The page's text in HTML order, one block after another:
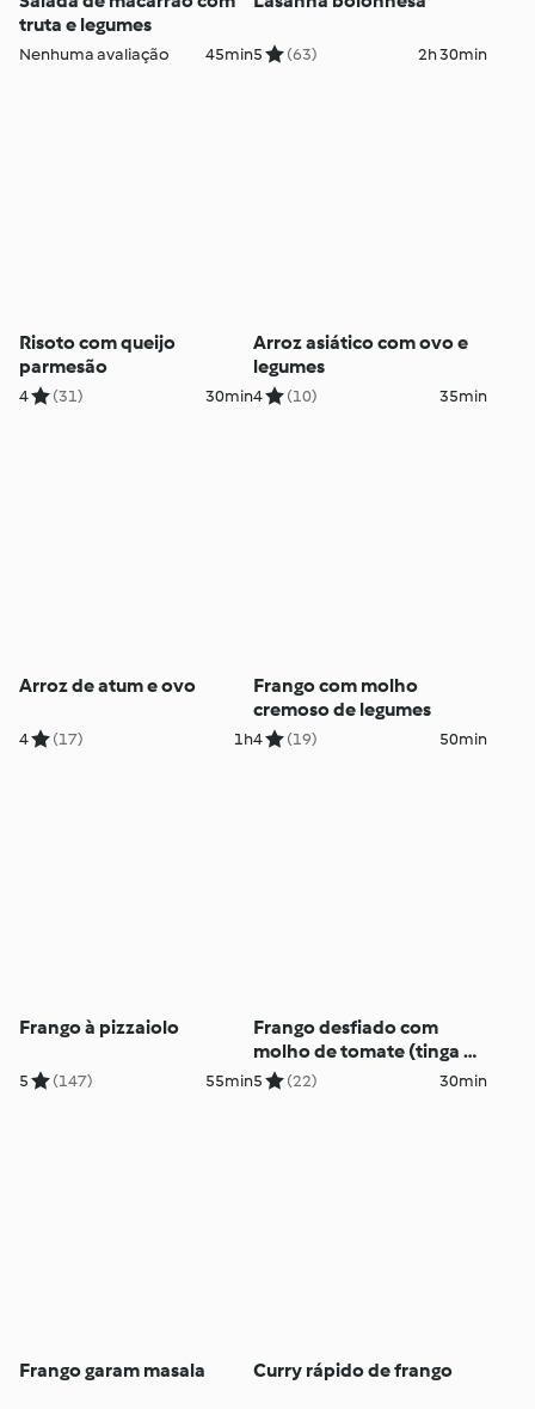
truta e legumes
Nenhuma avaliação 45min5 (63) 2h 30min
Risoto com queijo
parmesão
4 (31) 30min
Arroz asiático com ovo e
legumes
4 (10) 35min
Arroz de atum e ovo
4 (17) 1h
Frango com molho
cremoso de legumes
4 (19) 50min
Frango à pizzaiolo
5 (147) 55min
Frango desfiado com
molho de tomate (tinga de
pollo)
5 (22) 30min
Frango garam masala Curry rápido de frango